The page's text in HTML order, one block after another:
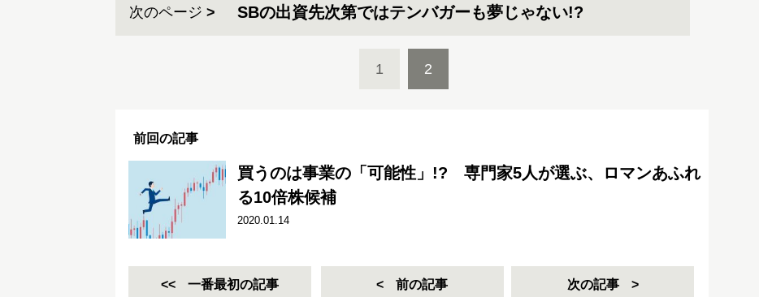
次のページ SBの出資先次第ではテンバガーも夢じゃない!?
1 2
前回の記事
買うのは事業の「可能性」!? 専門家5人が選ぶ、ロマンあふれ
る10倍株候補
2020.01.14
一番最初の記事 前の記事 次の記事